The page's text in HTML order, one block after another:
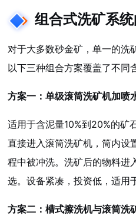
组合式洗矿系
对于大多数砂金矿，单一的洗
以下三种组合方案覆盖了不同
方案一：单级滚筒洗矿机加喷
适用于含泥量10%到20%的矿
直接进入滚筒洗矿机，筒内设
程中被冲洗。洗矿后的物料进
选。设备紧凑，投资低，适用
方案二：槽式擦洗机与滚筒洗